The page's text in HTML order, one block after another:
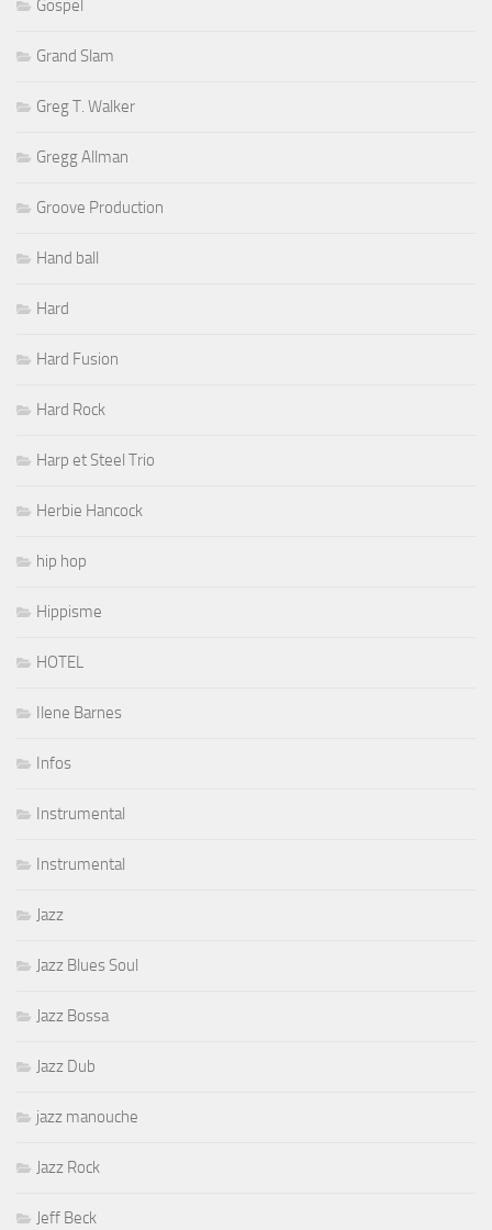
Gospel
Grand Slam
Greg T. Walker
Gregg Allman
Groove Production
Hand ball
Hard
Hard Fusion
Hard Rock
Harp et Steel Trio
Herbie Hancock
hip hop
Hippisme
HOTEL
Ilene Barnes
Infos
Instrumental
Instrumental
Jazz
Jazz Blues Soul
Jazz Bossa
Jazz Dub
jazz manouche
Jazz Rock
Jeff Beck